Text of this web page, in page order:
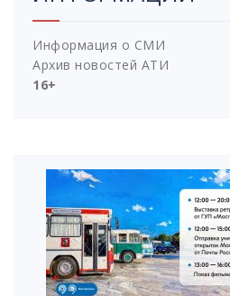
Информация о СМИ
Архив новостей АТИ
16+